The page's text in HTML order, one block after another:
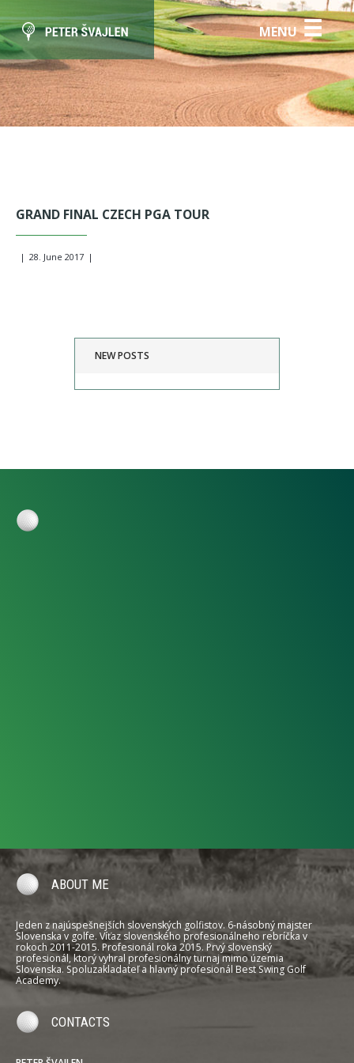
MENU☰
GRAND FINAL CZECH PGA TOUR
| 28. June 2017 |
NEW POSTS
ABOUT ME
Jeden z najúspešnejších slovenských golfistov. 6-násobný majster
Slovenska v golfe. Víťaz slovenského profesionálneho rebríčka v
rokoch 2011-2015. Profesionál roka 2015. Prvý slovenský
profesionál, ktorý vyhral profesionálny turnaj mimo územia
Slovenska. Spoluzakladateľ a hlavný profesionál Best Swing Golf
Academy.
CONTACTS